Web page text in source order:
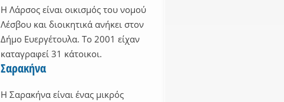
Η Λάρσος είναι οικισμός του νομού
Λέσβου και διοικητικά ανήκει στον
Δήμο Ευεργέτουλα. Το 2001 είχαν
καταγραφεί 31 κάτοικοι.
Σαρακήνα
Η Σαρακήνα είναι ένας μικρός